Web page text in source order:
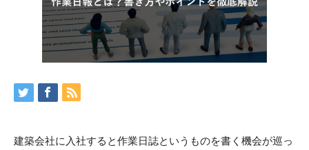
建築会社に入社すると作業日誌というものを書く機会が巡っ